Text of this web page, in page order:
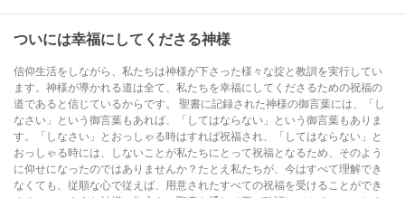
ついには幸福にしてくださる神様
信仰生活をしながら、私たちは神様が下さった様々な掟と教訓を実行してい
ます。神様が導かれる道は全て、私たちを幸福にしてくださるための祝福の
道であると信じているからです。 聖書に記録された神様の御言葉には、「し
なさい」という御言葉もあれば、「してはならない」という御言葉もありま
す。「しなさい」とおっしゃる時はすれば祝福され、「してはならない」と
おっしゃる時には、しないことが私たちにとって祝福となるため、そのよう
に仰せになったのではありませんか？たとえ私たちが、今はすべて理解でき
なくても、従順な心で従えば、用意されたすべての祝福を受けることができ